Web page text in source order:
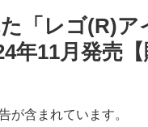
「レゴ(R)ア
年11月発売
が含まれています。